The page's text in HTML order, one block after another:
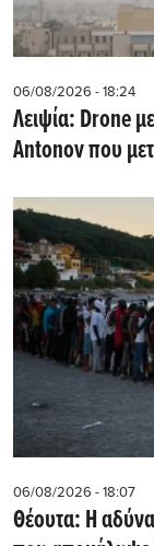
06/08/2026 - 18:24
Λειψία: Drone
Antonov που
06/08/2026 - 18:07
Θέουτα: Η